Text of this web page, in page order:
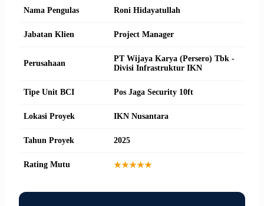
Nama Pengulas Roni Hidayatullah
Jabatan Klien Project Manager
Perusahaan
PT Wijaya Karya (Persero) Tbk -
Divisi Infrastruktur IKN
Tipe Unit BCI Pos Jaga Security 10ft
Lokasi Proyek IKN Nusantara
Tahun Proyek 2025
Rating Mutu ★★★★★